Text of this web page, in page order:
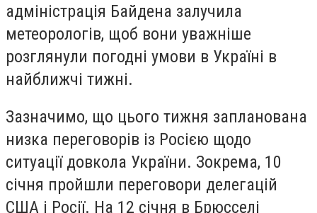
адміністрація Байдена залучила
метеорологів, щоб вони уважніше
розглянули погодні умови в Україні в
найближчі тижні.
Зазначимо, що цього тижня запланована
низка переговорів із Росією щодо
ситуації довкола України. Зокрема, 10
січня пройшли переговори делегацій
США і Росії. На 12 січня в Брюсселі